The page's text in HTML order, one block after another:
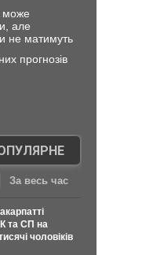
може
але
не матимуть
прогнозів
За весь час
та СП на
чоловіків